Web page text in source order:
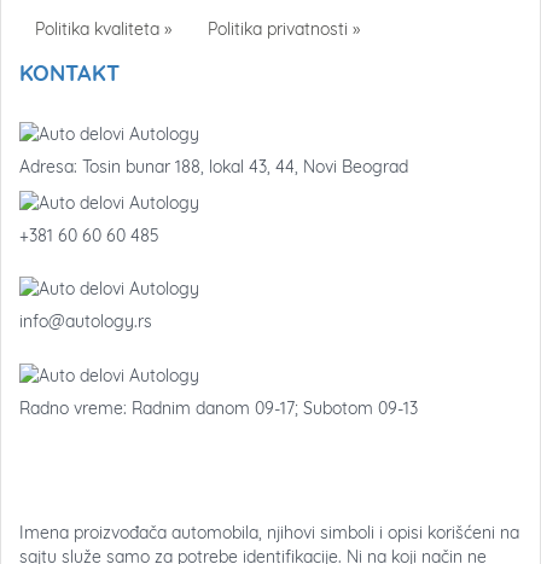
Politika kvaliteta »
Politika privatnosti »
KONTAKT
Adresa: Tosin bunar 188, lokal 43, 44, Novi Beograd
+381 60 60 60 485
info@autology.rs
Radno vreme: Radnim danom 09-17; Subotom 09-13
Imena proizvođača automobila, njihovi simboli i opisi korišćeni na
sajtu služe samo za potrebe identifikacije. Ni na koji način ne